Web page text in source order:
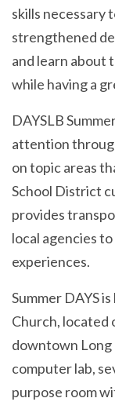
skills necessary
strengthened
and learn about
while having a
DAYSLB
attention
on topic areas
School District
provides
local agencies
experiences.
Summer DAYS
Church, located
downtown Long
computer lab,
purpose room